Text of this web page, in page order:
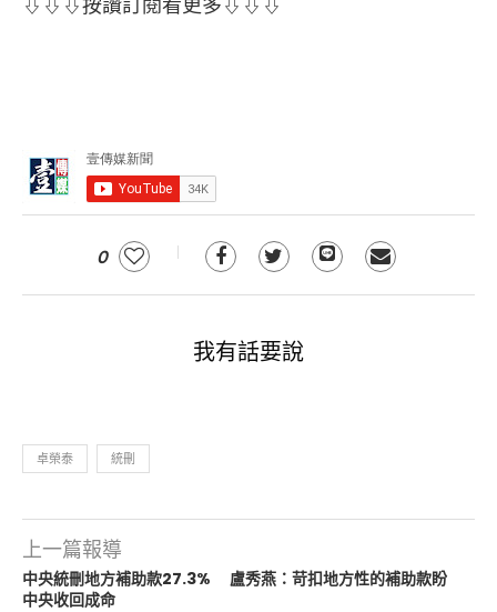
0
我有話要說
卓榮泰 統刪
上一篇報導
中央統刪地方補助款27.3% 盧秀燕：苛扣地方性的補助款盼
中央收回成命